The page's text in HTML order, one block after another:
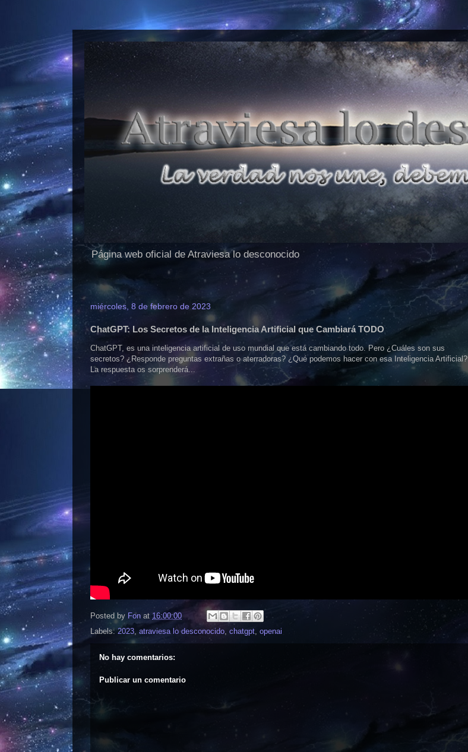
Página web oficial de Atraviesa lo desconocido
miércoles, 8 de febrero de 2023
ChatGPT: Los Secretos de la Inteligencia Artificial que Cambiará TODO
ChatGPT, es una inteligencia artificial de uso mundial que está cambiando todo. Pero ¿Cuáles son sus
secretos? ¿Responde preguntas extrañas o aterradoras? ¿Qué podemos hacer con esa Inteligencia Artificial?
La respuesta os sorprenderá...
Posted by Fon at 16:00:00
Labels:2023, atraviesa lo desconocido, chatgpt, openai
No hay comentarios:
Publicar un comentario